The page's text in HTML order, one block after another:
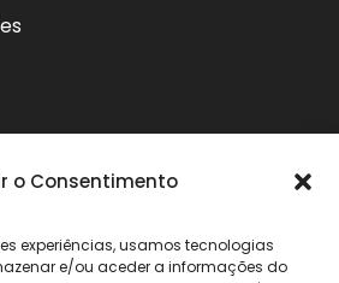
o Consentimento
experiências, usamos tecnologias
e/ou aceder a informações do
para rede móvel nacional)